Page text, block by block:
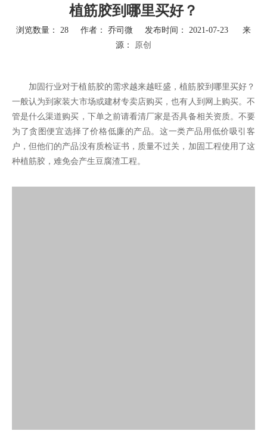
植筋胶到哪里买好？
浏览数量： 28 作者： 乔司微 发布时间： 2021-07-23 来
源： 原创
加固行业对于植筋胶的需求越来越旺盛，植筋胶到哪里买好？
一般认为到家装大市场或建材专卖店购买，也有人到网上购买。不
管是什么渠道购买，下单之前请看清厂家是否具备相关资质。不要
为了贪图便宜选择了价格低廉的产品。这一类产品用低价吸引客
户，但他们的产品没有质检证书，质量不过关，加固工程使用了这
种植筋胶，难免会产生豆腐渣工程。